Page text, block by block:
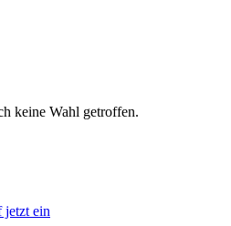
keine Wahl getroffen.
jetzt ein